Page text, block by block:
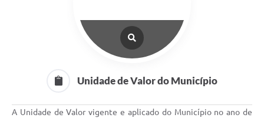
Unidade de Valor do Município
A Unidade de Valor vigente e aplicado do Município no ano de